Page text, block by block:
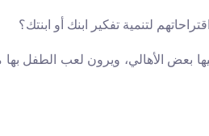
لتنمية تفكير ابنك أو ابنتك؟
بعض الأهالي، ويرون لعب الطفل